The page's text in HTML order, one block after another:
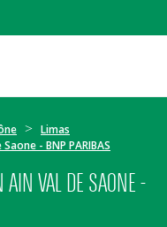
Limas
- BNP PARIBAS
AIN VAL DE SAONE -